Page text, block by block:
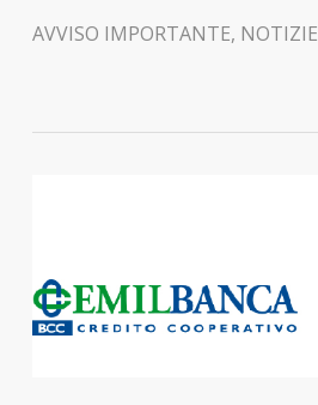
AVVISO IMPORTANTE, NOTIZIE